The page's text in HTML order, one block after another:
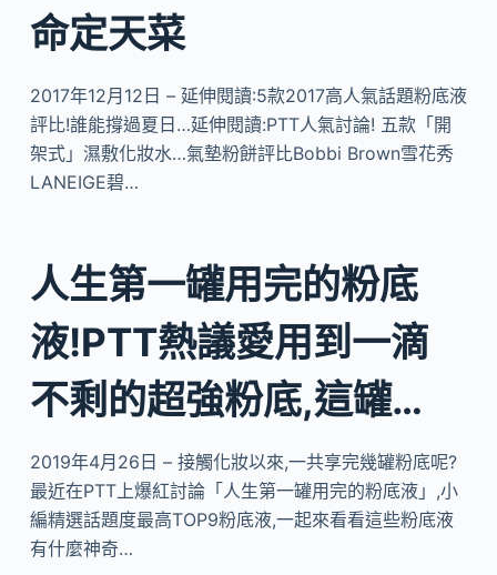
命定天菜
2017年12月12日 – 延伸閱讀:5款2017高人氣話題粉底液
評比!誰能撐過夏日…延伸閱讀:PTT人氣討論! 五款「開
架式」濕敷化妝水…氣墊粉餅評比Bobbi Brown雪花秀
LANEIGE碧…
人生第一罐用完的粉底
液!PTT熱議愛用到一滴
不剩的超強粉底,這罐…
2019年4月26日 – 接觸化妝以來,一共享完幾罐粉底呢?
最近在PTT上爆紅討論「人生第一罐用完的粉底液」,小
編精選話題度最高TOP9粉底液,一起來看看這些粉底液
有什麼神奇…